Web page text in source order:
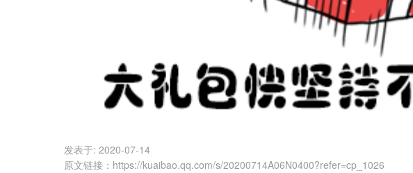
发表于: 2020-07-14
原文链接 ： https://kuaibao.qq.com/s/20200714A06N0400?refer=cp_1026